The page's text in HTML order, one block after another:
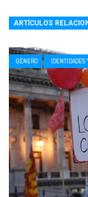
ARTÍCULOS
GÉNERO IDENTIDADES